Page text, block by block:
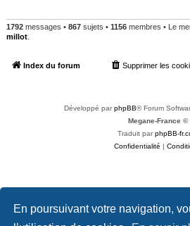
En poursuivant votre navigation,
1792 messages • 867 sujets • 1156 membres • Le
millot
Index du forum Supprimer les
Développé parphpBB® Forum
Megane-France ©
Traduit parphpBB-
Confidentialité |